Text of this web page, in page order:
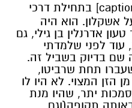
יוסי בעת שירותו הצבאי[/caption] בתחילת דרכי
אשקלון. הוא היה
אדרנלין בן גילי, גם
עוד לפני שלמדתי
שם בדיוק בשביל זה.
שעברו תחת שרביטו,
הזן המצוי. לא היו לו
יתר, שהיו מנת